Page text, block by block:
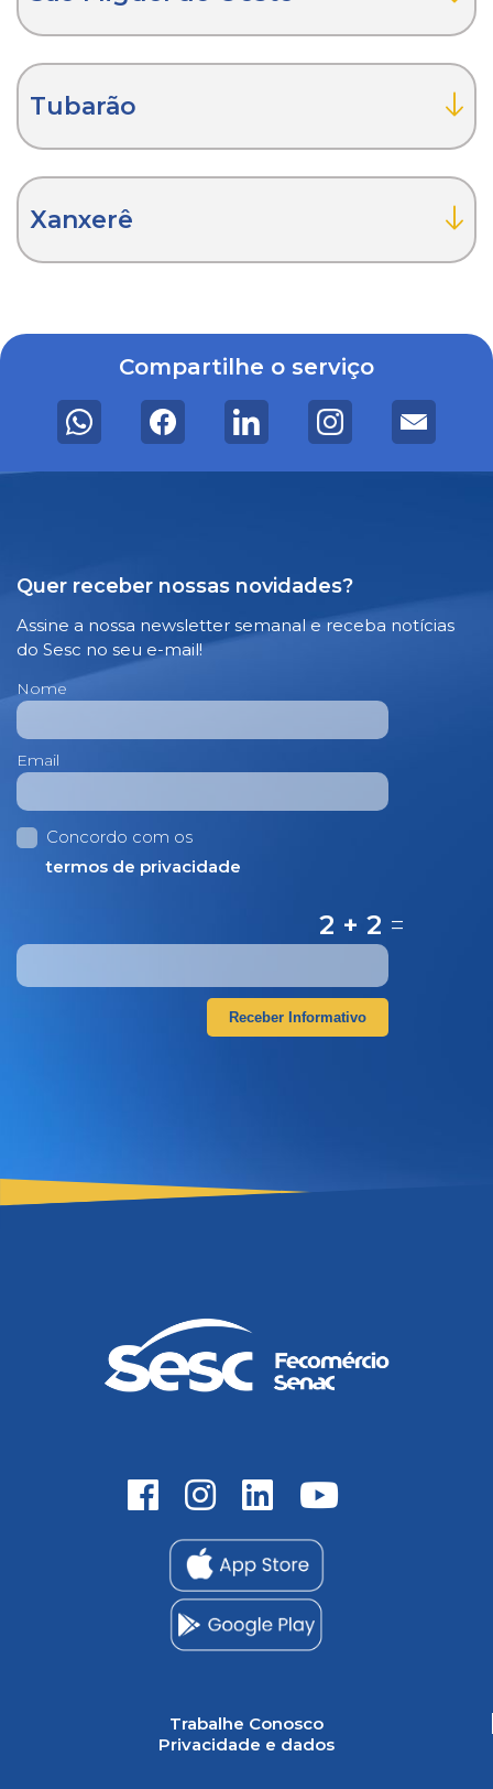
Tubarão
Xanxerê
Compartilhe o serviço
Quer receber nossas novidades?
Assine a nossa newsletter semanal e receba notícias
do Sesc no seu e-mail!
Nome
Email
Concordo com os
termos de privacidade
2 + 2 =
Receber Informativo
Trabalhe Conosco
Privacidade e dados